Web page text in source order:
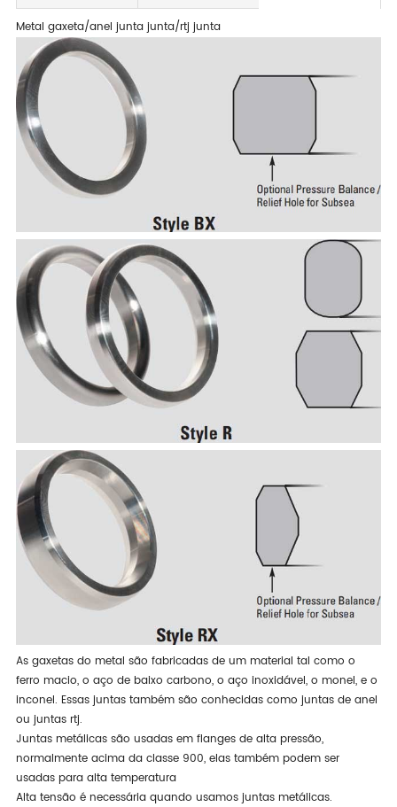
Metal gaxeta/anel junta junta/rtj junta
As gaxetas do metal são fabricadas de um material tal como o
ferro macio, o aço de baixo carbono, o aço inoxidável, o monel, e o
inconel. Essas juntas também são conhecidas como juntas de anel
ou juntas rtj.
Juntas metálicas são usadas em flanges de alta pressão,
normalmente acima da classe 900, elas também podem ser
usadas para alta temperatura
Alta tensão é necessária quando usamos juntas metálicas.